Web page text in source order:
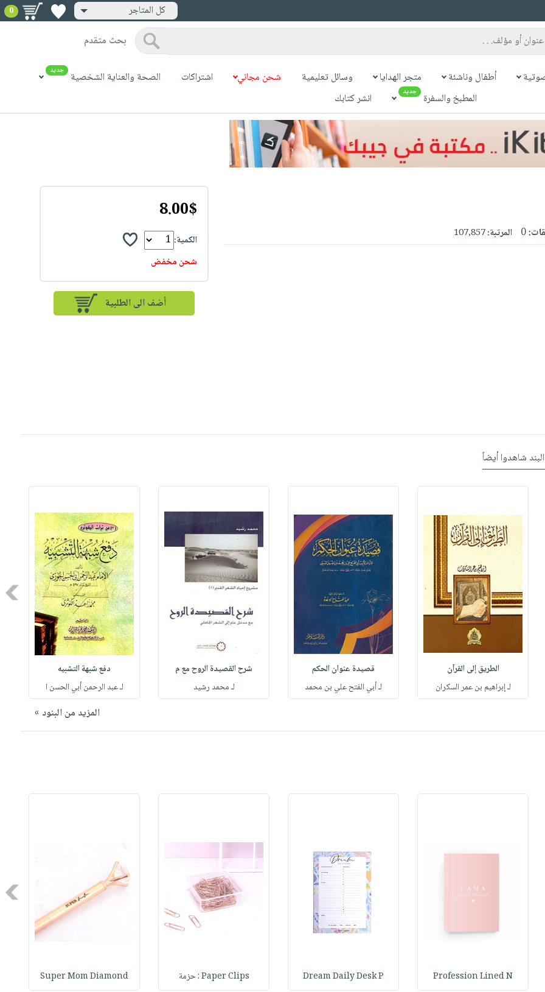
كل المتاجر 0
بحث متقدم
أطفال وناشئة متجر الهدايا وسائل تعليمية شحن مجاني اشتراكات الصحة والعناية الشخصية جديد
المطبخ والسفرة جديد انشر كتابك
0 المرتبة:107,857
8.00$
الكمية:
شحن مخفض
أضف الى الطلبية
شاهدوا أيضاً
الطريق إلى القرآن
لـ إبراهيم بن عمر السكران
قصيدة عنوان الحكم
لـ أبي الفتح علي بن محمد
شرح القصيدة الروح مع م
لـ محمد رشيد
دفع شبهة التشبيه
لـ عبد الرحمن أبي الحسن ا
المزيد من البنود »
Profession Lined N
Dream Daily Desk P Paper Clips : حزمة Super Mom Diamond